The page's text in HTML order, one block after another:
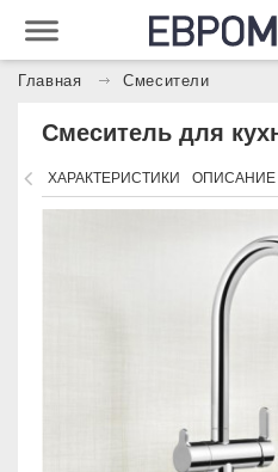
Главная Смесители
Смеситель для
ХАРАКТЕРИСТИКИ ОПИСАНИЕ